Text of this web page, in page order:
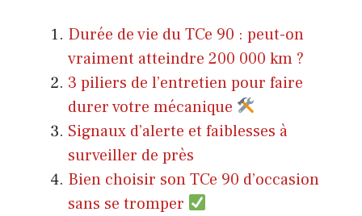
Durée de vie du TCe 90 : peut-on
vraiment atteindre 200 000 km ?
3 piliers de l’entretien pour faire
durer votre mécanique
Signaux d’alerte et faiblesses à
surveiller de près
Bien choisir son TCe 90 d’occasion
sans se tromper